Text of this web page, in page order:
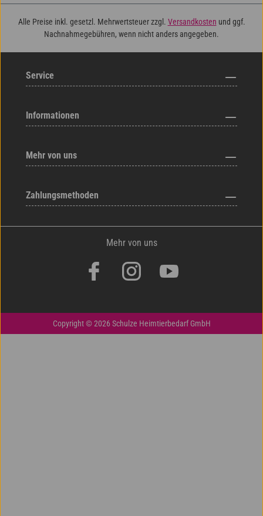
Alle Preise inkl. gesetzl. Mehrwertsteuer zzgl. Versandkosten und ggf.
Nachnahmegebühren, wenn nicht anders angegeben.
Service
Informationen
Mehr von uns
Zahlungsmethoden
Mehr von uns
Copyright © 2026 Schulze Heimtierbedarf GmbH